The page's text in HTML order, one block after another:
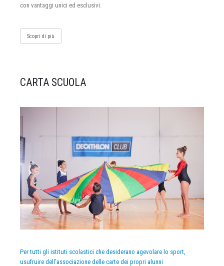
con vantaggi unici ed esclusivi.
Scopri di più
CARTA SCUOLA
Per tutti gli istituti scolastici che desiderano agevolare lo sport,
usufruire dell’associazione delle carte dei propri alunni